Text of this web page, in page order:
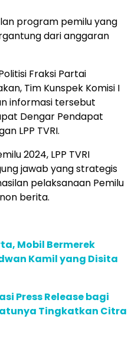
program pemilu yang
dari anggaran
Fraksi Partai
Tim Kunspek Komisi I
informasi tersebut
Dengar Pendapat
LPP TVRI.
2024, LPP TVRI
jawab yang strategis
pelaksanaan Pemilu
berita.
Mobil Bermerek
Kamil yang Disita
Press Release bagi
Tingkatkan Citra